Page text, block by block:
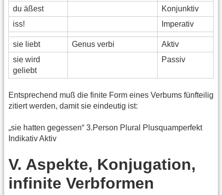
du äßest
Konjunktiv
iss!
Imperativ
sie liebt Genus verbi
Aktiv
sie wird
geliebt
Passiv
Entsprechend muß die finite Form eines Verbums fünfteilig
zitiert werden, damit sie eindeutig ist:
„sie hatten gegessen“ 3.Person Plural Plusquamperfekt
Indikativ Aktiv
V. Aspekte, Konjugation,
infinite Verbformen